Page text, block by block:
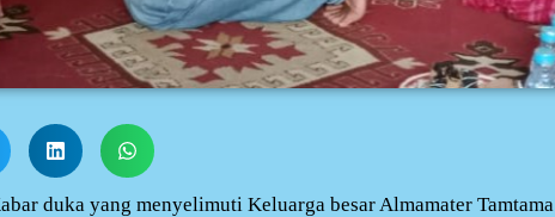
duka yang menyelimuti Keluarga besar Almamater Tamtama